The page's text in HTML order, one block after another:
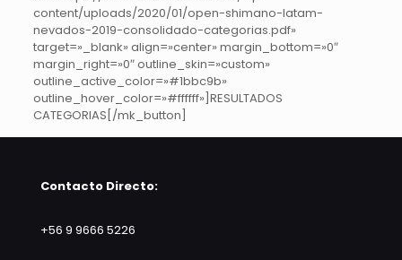
content/uploads/2020/01/open-shimano-latam-
nevados-2019-consolidado-categorias.pdf»
target=»_blank» align=»center» margin_bottom=»0″
margin_right=»0″ outline_skin=»custom»
outline_active_color=»#1bbc9b»
outline_hover_color=»#ffffff»]RESULTADOS
CATEGORIAS[/mk_button]
Contacto Directo:
+56 9 9666 5226